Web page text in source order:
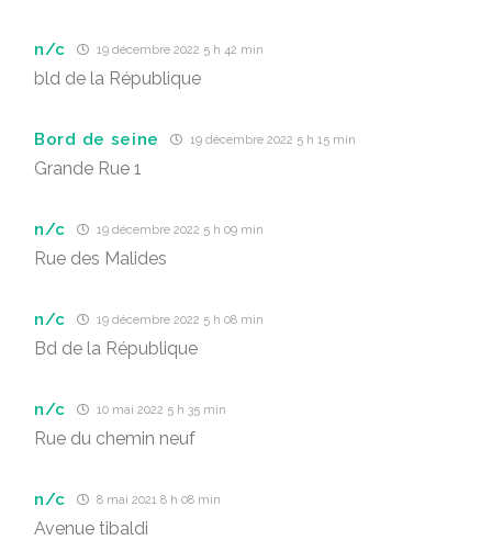
n/c 19 décembre 2022 5 h 42 min
bld de la République
Bord de seine 19 décembre 2022 5 h 15 min
Grande Rue 1
n/c 19 décembre 2022 5 h 09 min
Rue des Malides
n/c 19 décembre 2022 5 h 08 min
Bd de la République
n/c 10 mai 2022 5 h 35 min
Rue du chemin neuf
n/c 8 mai 2021 8 h 08 min
Avenue tibaldi